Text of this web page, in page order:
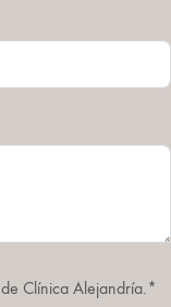
de Clínica Alejandría.*